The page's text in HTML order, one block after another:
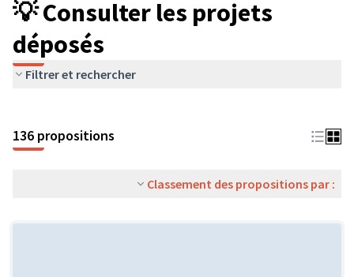
💡 Consulter les projets
déposés
Filtrer et rechercher
136 propositions
Classement des propositions par :